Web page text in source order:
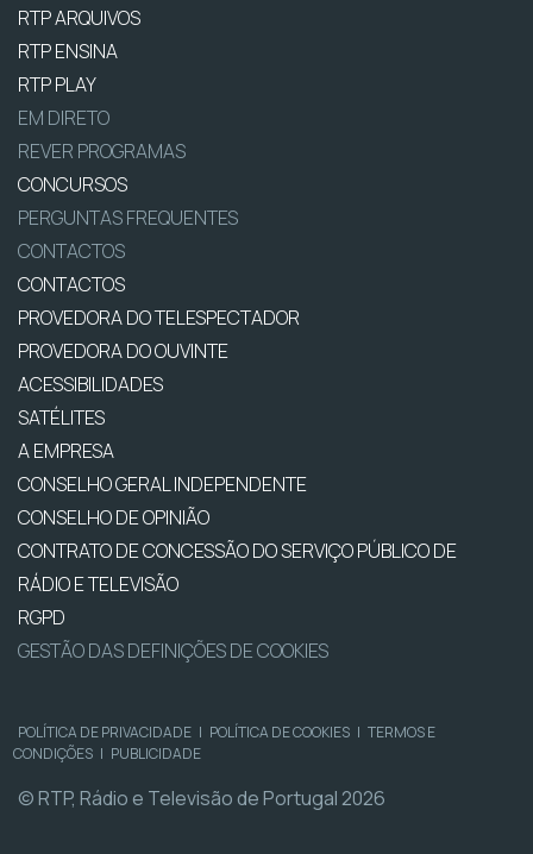
RTP ARQUIVOS
RTP ENSINA
RTP PLAY
EM DIRETO
REVER PROGRAMAS
CONCURSOS
PERGUNTAS FREQUENTES
CONTACTOS
CONTACTOS
PROVEDORA DO TELESPECTADOR
PROVEDORA DO OUVINTE
ACESSIBILIDADES
SATÉLITES
A EMPRESA
CONSELHO GERAL INDEPENDENTE
CONSELHO DE OPINIÃO
CONTRATO DE CONCESSÃO DO SERVIÇO PÚBLICO DE
RÁDIO E TELEVISÃO
RGPD
GESTÃO DAS DEFINIÇÕES DE COOKIES
POLÍTICA DE PRIVACIDADE | POLÍTICA DE COOKIES | TERMOS E
CONDIÇÕES | PUBLICIDADE
© RTP, Rádio e Televisão de Portugal 2026